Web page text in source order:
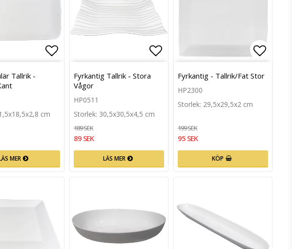
Lägg till i favoritlistan
Tallrik -
cm
MER
Lägg till i favoritlistan
Fyrkantig Tallrik - Stora
Vågor
HP0511
Storlek: 30,5x30,5x4,5 cm
189 SEK
89 SEK
LÄS MER
Lägg
Fyrkantig - Tallrik/Fat Stor
HP2300
Storlek: 29,5x29,5x2 cm
199 SEK
95 SEK
KÖP